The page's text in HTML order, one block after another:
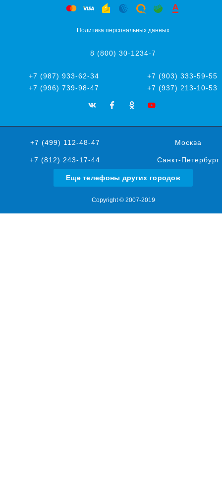
Политика персональных данных
8 (800) 30-1234-7
+7 (987) 933-62-34
+7 (903) 333-59-55
+7 (996) 739-98-47
+7 (937) 213-10-53
+7 (499) 112-48-47 Москва
+7 (812) 243-17-44 Санкт-Петербург
Еще телефоны других городов
Copyright © 2007-2019